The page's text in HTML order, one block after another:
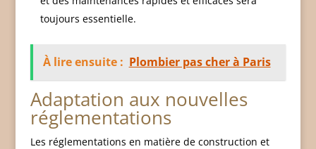
toujours essentielle.
À lire ensuite : Plombier pas cher à Paris
Adaptation aux nouvelles
réglementations
Les réglementations en matière de construction et